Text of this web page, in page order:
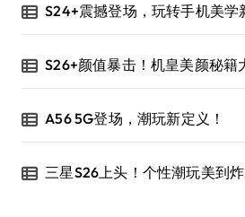
S24+震撼登场，玩转手机美学
S26+颜值暴击！机皇美颜秘籍
A56 5G登场，潮玩新定义！
三星S26上头！个性潮玩美到